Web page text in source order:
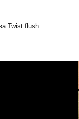
Twist flush